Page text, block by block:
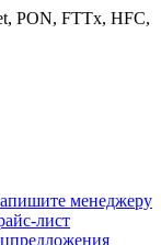
PON, FTTx, HFC,
менеджеру
лист